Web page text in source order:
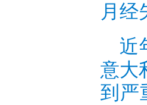
月经
近
意大
到严